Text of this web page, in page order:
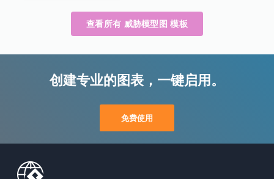
查看所有 威胁模型图 模板
创建专业的图表，一键启用。
免费使用